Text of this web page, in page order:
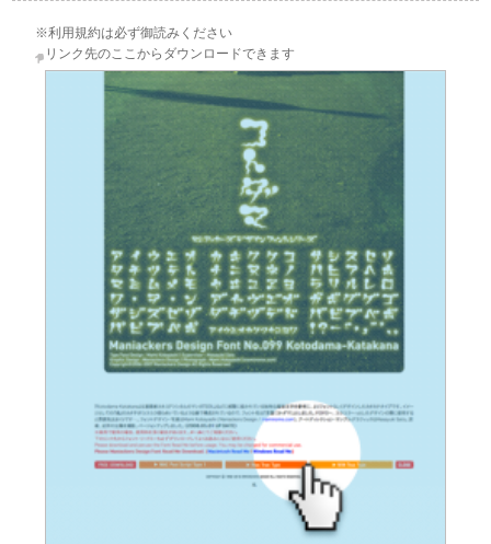
※利用規約は必ず御読みください
リンク先のここからダウンロードできます